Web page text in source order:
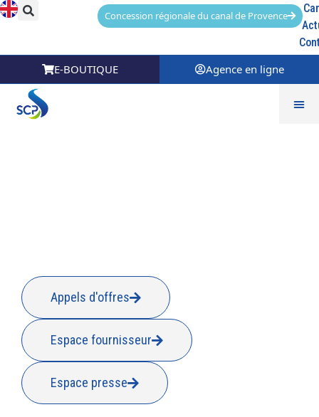
Concession régionale du canal de Provence
E-BOUTIQUE Agence en ligne
Appels d'offres
Espace fournisseur
Espace presse